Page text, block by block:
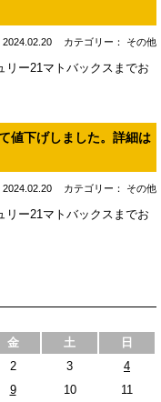
2024.02.20 カテゴリー： その他
リー21マトバックスまでお
値下げしました。詳細は
2024.02.20 カテゴリー： その他
リー21マトバックスまでお
金 土 日
2 3
4
9 10
11